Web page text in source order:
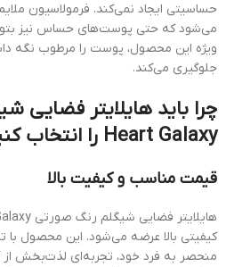
حساسیتی ایجاد نمی‌کند. فرمولاسیون
می‌شود که حتی پوست‌های حساس نیز
ویژه این محصول، پوست را مرطوب نگه
جلوگیری می‌کند.
چرا باید هایلایتر فضایی
Heart Galaxy را انتخاب کنیم؟
قیمت مناسب و کیفیت بالا
کیفیتی بالا عرضه می‌شود. این محصول با
منحصر به فرد خود، تجربه‌ای لذت‌بخش از